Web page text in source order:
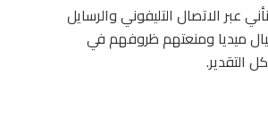
عبر الاتصال التليفوني والرسايل
ميديا ومنعتهم ظروفهم في
التقدير.